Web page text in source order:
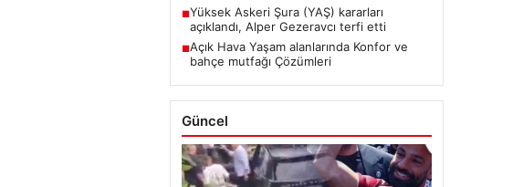
■Yüksek Askeri Şura (YAŞ) kararları
açıklandı, Alper Gezeravcı terfi etti
■Açık Hava Yaşam alanlarında Konfor ve
bahçe mutfağı Çözümleri
Güncel